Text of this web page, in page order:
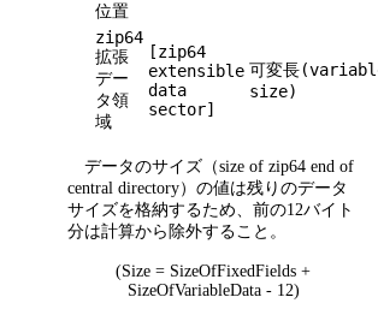
位置
zip64
拡張
デー
タ領
域
[zip64
extensible
data
sector]
可変長
size)
データのサイズ（size of zip64 end of
central directory）の値は残りのデータ
サイズを格納するため、前の12バイト
分は計算から除外すること。
(Size = SizeOfFixedFields +
SizeOfVariableData - 12)